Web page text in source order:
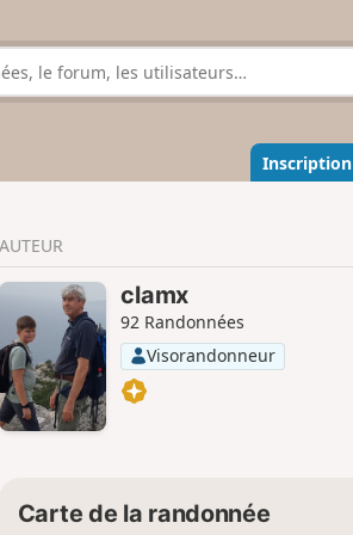
Inscription
AUTEUR
clamx
92 Randonnées
Visorandonneur
Carte de la randonnée